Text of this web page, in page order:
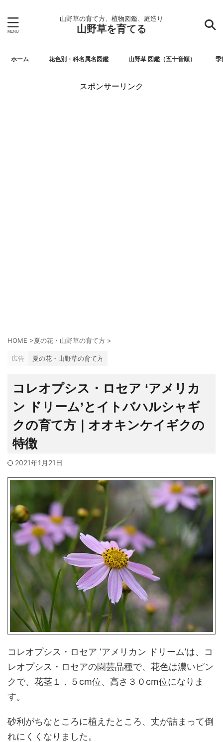
山野草の育て方、植物図鑑、庭造り
山野草を育てる
ホーム 花色別・科名属名図鑑 山野草 図鑑（五十音順） 季
スポンサーリンク
HOME >夏の花・山野草の育て方 >
広告 夏の花・山野草の育て方
コレオプシス・ロセア ‘アメリカ
ン ドリーム’とイトバハルシャギ
クの育て方｜オオキンケイギクの
特徴
2021年1月21日
コレオプシス・ロセア ‘アメリカン ドリーム’は、コ
レオプシス・ロセアの園芸品種で、花色は濃いピン
クで、花茎１．５cm位、高さ３０cm位になりま
す。
砂利がちなところに植えたところ、丈が詰まって倒
れにくくなりました。